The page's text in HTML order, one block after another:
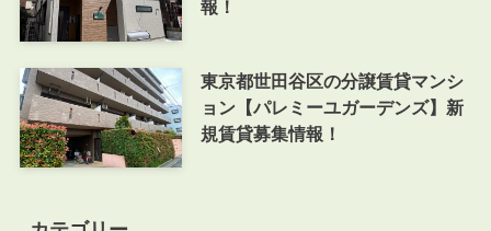
報！
東京都世田谷区の分譲賃貸マンシ
ョン【パレミーユガーデンズ】新
規賃貸募集情報！